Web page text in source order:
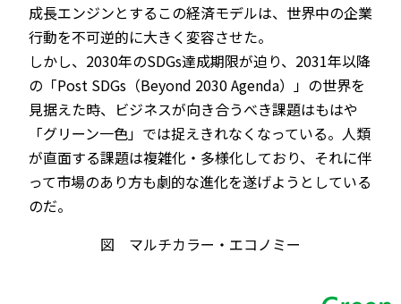
成長エンジンとするこの経済モデルは、世界中の企業
行動を不可逆的に大きく変容させた。
しかし、2030年のSDGs達成期限が迫り、2031年以降
の「Post SDGs（Beyond 2030 Agenda）」の世界を
見据えた時、ビジネスが向き合うべき課題はもはや
「グリーン一色」では捉えきれなくなっている。人類
が直面する課題は複雑化・多様化しており、それに伴
って市場のあり方も劇的な進化を遂げようとしている
のだ。
図 マルチカラー・エコノミー